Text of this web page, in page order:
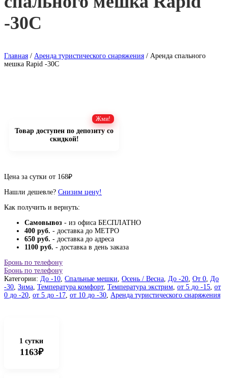
-30C
Главная / Аренда туристического снаряжения / Аренда спального
мешка Rapid -30C
Товар доступен по депозиту со
скидкой!
Цена за сутки от 168₽
Нашли дешевле? Снизим цену!
Как получить и вернуть:
Самовывоз - из офиса БЕСПЛАТНО
400 руб. - доставка до МЕТРО
650 руб. - доставка до адреса
1100 руб. - доставка в день заказа
Бронь по телефону
Бронь по телефону
Категории: До -10, Спальные мешки, Осень / Весна, До -20, От 0, До
-30, Зима, Температура комфорт, Температура экстрим, от 5 до -15, от
0 до -20, от 5 до -17, от 10 до -30, Аренда туристического снаряжения
1 сутки
1163₽